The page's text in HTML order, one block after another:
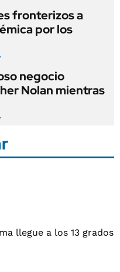
fronterizos a
por los
negocio
Nolan mientras